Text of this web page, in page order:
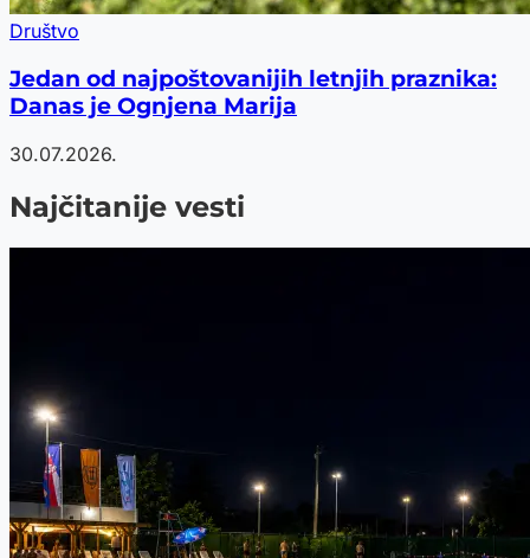
Društvo
Jedan od najpoštovanijih letnjih praznika:
Danas je Ognjena Marija
30.07.2026.
Najčitanije vesti